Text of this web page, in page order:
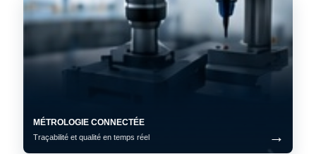
MÉTROLOGIE CONNECTÉE
Traçabilité et qualité en temps réel